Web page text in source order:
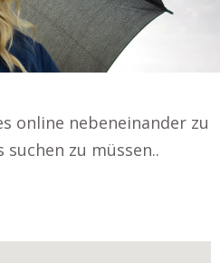
online nebeneinander zu
zu müssen..